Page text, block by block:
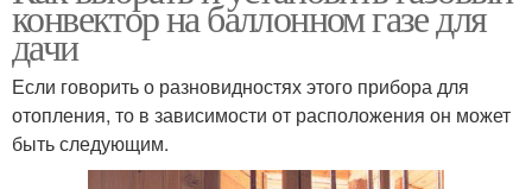
конвектор на баллонном газе для
дачи
Если говорить о разновидностях этого прибора для
отопления, то в зависимости от расположения он может
быть следующим.